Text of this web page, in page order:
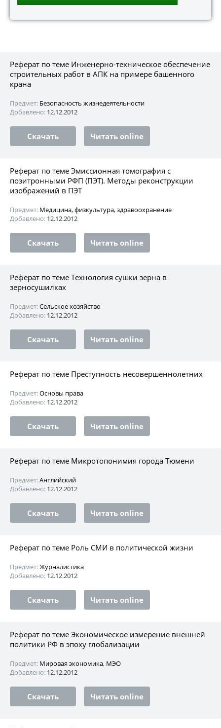
Реферат по теме Инженерно-техническое обеспечение
строительных работ в АПК на примере башенного
крана
Предмет: Безопасность жизнедеятельности
Добавлено: 12.12.2012
Скачать Читать online
Реферат по теме Эмиссионная томография с
позитронными РФП (ПЭТ). Методы реконструкции
изображений в ПЭТ
Предмет: Медицина, физкультура, здравоохранение
Добавлено: 12.12.2012
Скачать Читать online
Реферат по теме Технология сушки зерна в
зерносушилках
Предмет:Сельское хозяйство
Добавлено: 12.12.2012
Скачать Читать online
Реферат по теме Преступность несовершеннолетних
Предмет:Основы права
Добавлено: 12.12.2012
Скачать Читать online
Реферат по теме Микротопонимия города Тюмени
Предмет:Английский
Добавлено: 12.12.2012
Скачать Читать online
Реферат по теме Роль СМИ в политической жизни
Предмет:Журналистика
Добавлено: 12.12.2012
Скачать Читать online
Реферат по теме Экономическое измерение внешней
политики РФ в эпоху глобализации
Предмет: Мировая экономика, МЭО
Добавлено: 12.12.2012
Скачать Читать online